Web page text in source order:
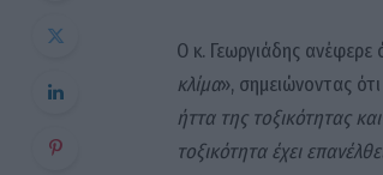
Ο κ. Γεωργιάδης ανέφερε
κλίμα», σημειώνοντας
ήττα της τοξικότητας
τοξικότητα έχει